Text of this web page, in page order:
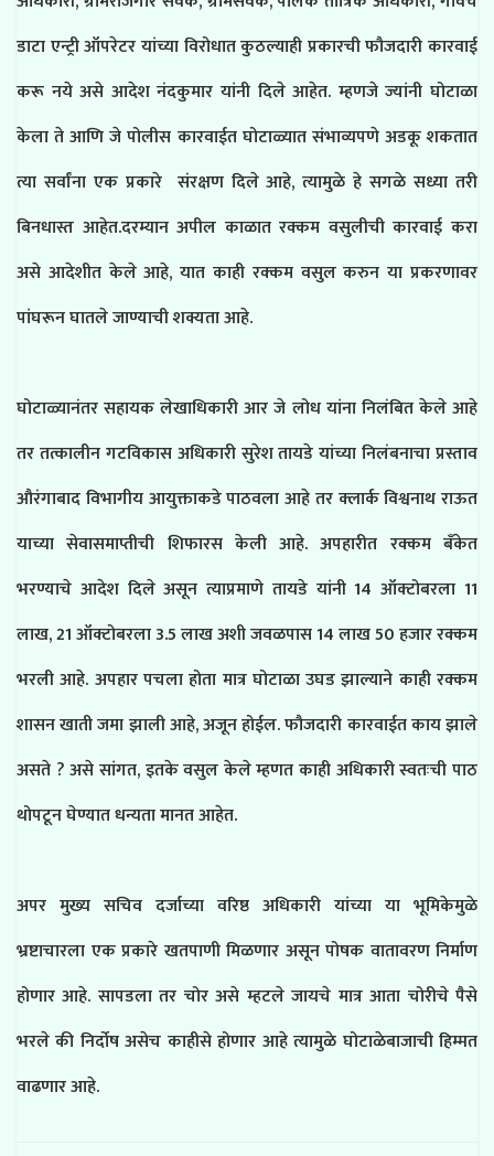
डाटा एन्ट्री ऑपरेटर यांच्या विरोधात कुठल्याही प्रकारची फौजदारी कारवाई
करू नये असे आदेश नंदकुमार यांनी दिले आहेत. म्हणजे ज्यांनी घोटाळा
केला ते आणि जे पोलीस कारवाईत घोटाळ्यात संभाव्यपणे अडकू शकतात
त्या सर्वांना एक प्रकारे संरक्षण दिले आहे, त्यामुळे हे सगळे सध्या तरी
बिनधास्त आहेत.दरम्यान अपील काळात रक्कम वसुलीची कारवाई करा
असे आदेशीत केले आहे, यात काही रक्कम वसुल करुन या प्रकरणावर
पांघरून घातले जाण्याची शक्यता आहे.
घोटाळ्यानंतर सहायक लेखाधिकारी आर जे लोध यांना निलंबित केले आहे
तर तत्कालीन गटविकास अधिकारी सुरेश तायडे यांच्या निलंबनाचा प्रस्ताव
औरंगाबाद विभागीय आयुक्ताकडे पाठवला आहे तर क्लार्क विश्वनाथ राऊत
याच्या सेवासमाप्तीची शिफारस केली आहे. अपहारीत रक्कम बँकेत
भरण्याचे आदेश दिले असून त्याप्रमाणे तायडे यांनी 14 ऑक्टोबरला 11
लाख, 21 ऑक्टोबरला 3.5 लाख अशी जवळपास 14 लाख 50 हजार रक्कम
भरली आहे. अपहार पचला होता मात्र घोटाळा उघड झाल्याने काही रक्कम
शासन खाती जमा झाली आहे, अजून होईल. फौजदारी कारवाईत काय झाले
असते ? असे सांगत, इतके वसुल केले म्हणत काही अधिकारी स्वतःची पाठ
थोपटून घेण्यात धन्यता मानत आहेत.
अपर मुख्य सचिव दर्जाच्या वरिष्ठ अधिकारी यांच्या या भूमिकेमुळे
भ्रष्टाचारला एक प्रकारे खतपाणी मिळणार असून पोषक वातावरण निर्माण
होणार आहे. सापडला तर चोर असे म्हटले जायचे मात्र आता चोरीचे पैसे
भरले की निर्दोष असेच काहीसे होणार आहे त्यामुळे घोटाळेबाजाची हिम्मत
वाढणार आहे.